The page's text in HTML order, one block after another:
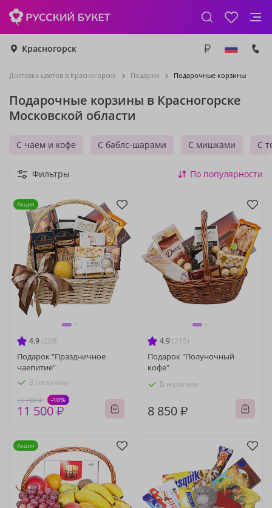
Красногорск
Доставка цветов в Красногорске Подарки Подарочные корзины
Подарочные корзины в Красногорске
Московской области
С чаем и кофе С баблс-шарами С мишками С
Фильтры По популярности
4.9 (208)
Подарок "Праздничное
чаепитие"
В наличии
12 780 ₽ -10%
11 500 ₽
Акция
4.9 (215)
Подарок "Полуночный
кофе"
В наличии
8 850 ₽
Акция